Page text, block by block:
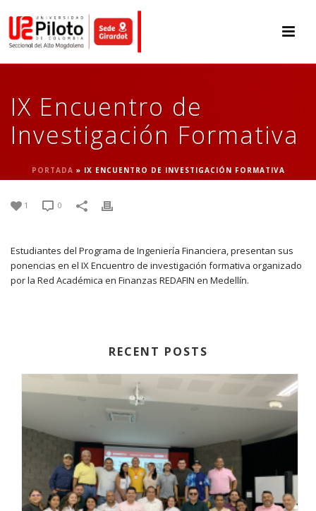
IX Encuentro de
Investigación Formativa
PORTADA » IX ENCUENTRO DE INVESTIGACIÓN FORMATIVA
1 0
Estudiantes del Programa de Ingeniería Financiera, presentan sus
ponencias en el IX Encuentro de investigación formativa organizado
por la Red Académica en Finanzas REDAFIN en Medellín.
RECENT POSTS